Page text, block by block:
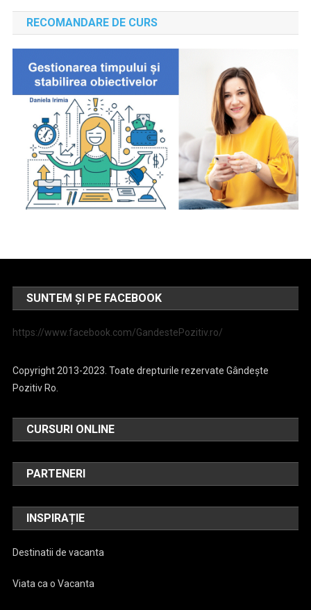
RECOMANDARE DE CURS
SUNTEM ȘI PE FACEBOOK
https://www.facebook.com/GandestePozitiv.ro/
Copyright 2013-2023. Toate drepturile rezervate Gândește
Pozitiv Ro.
CURSURI ONLINE
PARTENERI
INSPIRAȚIE
Destinatii de vacanta
Viata ca o Vacanta